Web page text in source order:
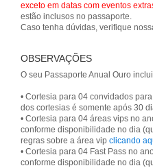
exceto em datas com eventos
estão inclusos no passaporte.
Caso tenha dúvidas, verifique
OBSERVAÇÕES
O seu Passaporte Anual Ouro
• Cortesia para 04 convidados
dos cortesias é somente após 30
• Cortesia para 04 áreas vips no
conforme disponibilidade no dia
regras sobre a área vip clicando
• Cortesia para 04 Fast Pass no
conforme disponibilidade no dia